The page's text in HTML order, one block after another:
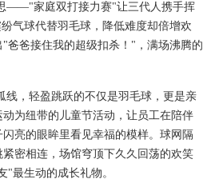
——"家庭双打接力赛"让三代人携手挥
气球代替羽毛球，降低难度却倍增欢
爸爸接住我的超级扣杀！"，满场沸腾的
线，轻盈跳跃的不仅是羽毛球，更是亲
为纽带的儿童节活动，让员工在陪伴
亮的眼眸里看见幸福的模样。球网隔
密相连，场馆穹顶下久久回荡的欢笑
"最生动的成长礼物。